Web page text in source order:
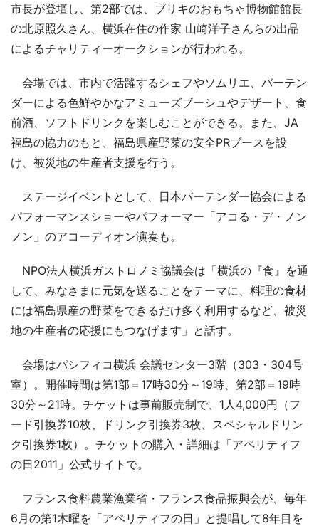
市長が登壇し、第2部では、ブリキのおもちゃ博物館館長
の北原照久さん、横浜在住の作家 山崎洋子さんらの出品
によるチャリティーオークションが行われる。
会場では、市内で活躍するシェフやソムリエ、バーテン
ダーによる色鮮やかなアミューズブーシュやデザート、食
前酒、ソフトドリンクを楽しむことができる。また、JA
福島の協力のもと、福島県産野菜の安全PRブースを設
け、被災地の生産者支援を行う。
ステージイベントとして、日本バーテンダー協会による
パフォーマンスショーやパフォーマー「アコる・デ・ノン
ノン」のアコーディオン演奏も。
NPO法人横浜ガストロノミ協議会は「横浜の『食』を通
して、みなさまに元気を送ることをテーマに、料理の食材
には福島県産の野菜をできるだけ多く利用するなど、被災
地の生産者の応援にもつなげます」と話す。
会場はパシフィコ横浜 会議センター3階（303・304号
室）。開催時間は第1部＝17時30分～19時、第2部＝19時
30分～21時。チケットは事前販売制で、1人4,000円（フ
ード引換券10枚、ドリンク引換券3枚、スペシャルドリン
ク引換券1枚）。チケットの購入・詳細は「アペリティフ
の日2011」公式サイトで。
フランス食料農業漁業省・フランス食品振興会が、毎年
6月の第1木曜を「アペリティフの日」と提唱して8年目を